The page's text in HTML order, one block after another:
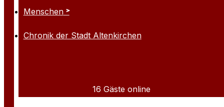
Menschen
Chronik der Stadt Altenkirchen
16 Gäste online